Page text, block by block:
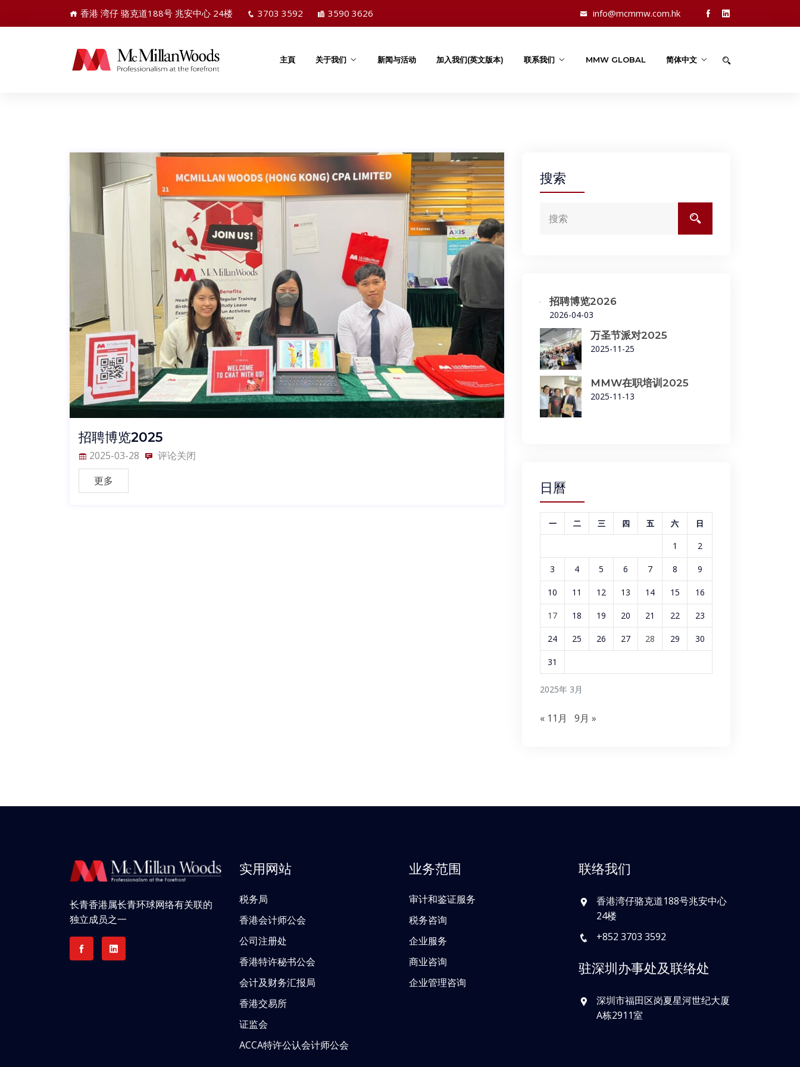
香港 湾仔 骆克道188号 兆安中心 24楼 3703 3592 3590 3626 info@mcmmw.com.hk
主頁 关于我们 新闻与活动 加入我们(英文版本) 联系我们 MMW GLOBAL 简体中文
招聘博览2025
2025-03-28
评论关闭
更多
搜索
招聘博览2026
2026-04-03
万圣节派对2025
2025-11-25
MMW在职培训2025
2025-11-13
日曆
2025年 3月
一 二 三 四 五 六 日
1 2
3 4 5 6 7 8 9
10 11 12 13 14 15 16
17 18 19 20 21 22 23
24 25 26 27 28 29 30
31
« 11月 9月 »
长青香港属长青环球网络有关联的
独立成员之一
实用网站
税务局
香港会计师公会
公司注册处
香港特许秘书公会
会计及财务汇报局
香港交易所
证监会
ACCA特许公认会计师公会
业务范围
审计和鉴证服务
税务咨询
企业服务
商业咨询
企业管理咨询
联络我们
香港湾仔骆克道188号兆安中心
24楼
+852 3703 3592
驻深圳办事处及联络处
深圳市福田区岗夏星河世纪大厦
A栋2911室